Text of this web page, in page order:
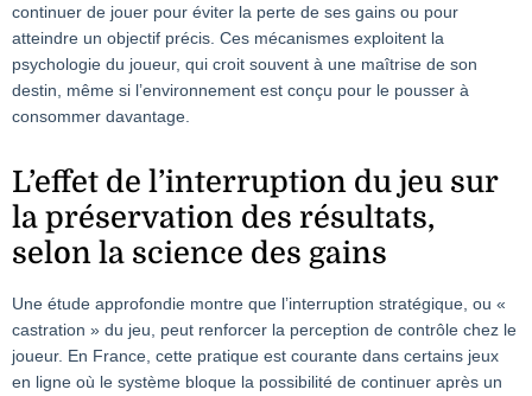
continuer de jouer pour éviter la perte de ses gains ou pour
atteindre un objectif précis. Ces mécanismes exploitent la
psychologie du joueur, qui croit souvent à une maîtrise de son
destin, même si l’environnement est conçu pour le pousser à
consommer davantage.
L’effet de l’interruption du jeu sur
la préservation des résultats,
selon la science des gains
Une étude approfondie montre que l’interruption stratégique, ou «
castration » du jeu, peut renforcer la perception de contrôle chez le
joueur. En France, cette pratique est courante dans certains jeux
en ligne où le système bloque la possibilité de continuer après un